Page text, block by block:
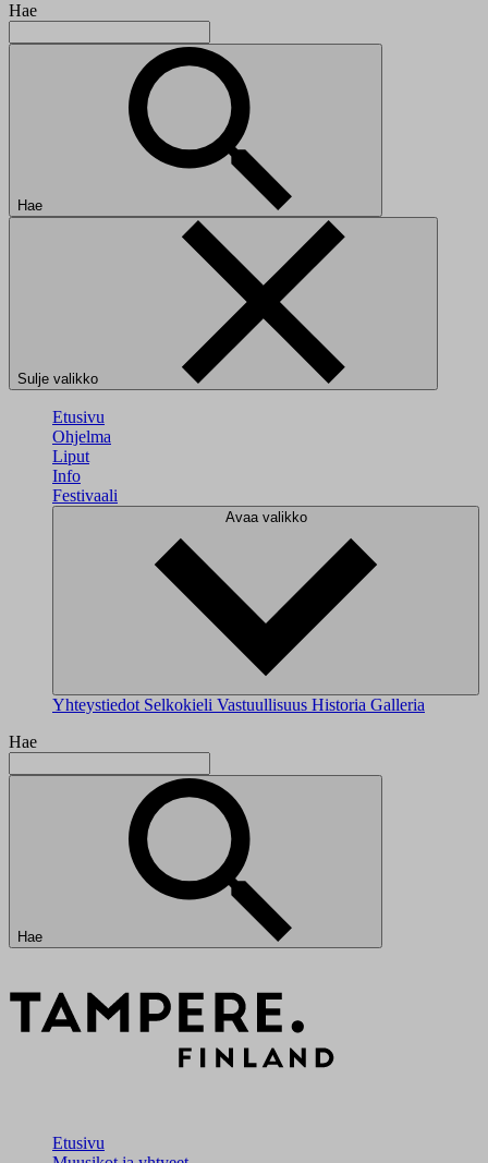
Hae
Hae
Sulje valikko
Etusivu
Ohjelma
Liput
Info
Festivaali
Avaa valikko
Yhteystiedot Selkokieli Vastuullisuus Historia Galleria
Hae
Hae
Etusivu